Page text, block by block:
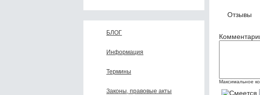
БЛОГ
Информация
Термины
Законы, правовые акты
Отзывы
Максимальное